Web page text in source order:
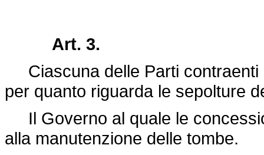
Art. 3.
Ciascuna delle Parti contraenti
per quanto riguarda le sepolture
Il Governo al quale le
alla manutenzione delle tombe.